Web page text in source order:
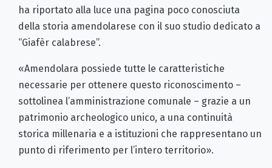
ha riportato alla luce una pagina poco conosciuta
della storia amendolarese con il suo studio dedicato a
“Giafèr calabrese”.
«Amendolara possiede tutte le caratteristiche
necessarie per ottenere questo riconoscimento –
sottolinea l’amministrazione comunale – grazie a un
patrimonio archeologico unico, a una continuità
storica millenaria e a istituzioni che rappresentano un
punto di riferimento per l’intero territorio».